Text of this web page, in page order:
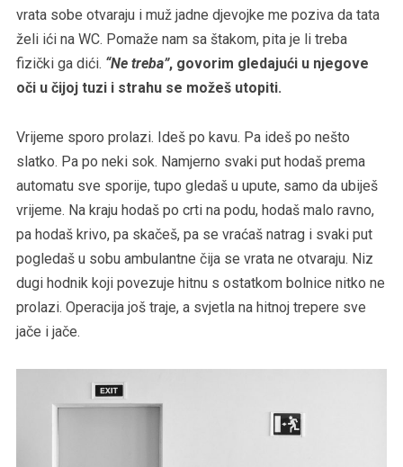
vrata sobe otvaraju i muž jadne djevojke me poziva da tata
želi ići na WC. Pomaže nam sa štakom, pita je li treba
fizički ga dići. “Ne treba”, govorim gledajući u njegove
oči u čijoj tuzi i strahu se možeš utopiti.
Vrijeme sporo prolazi. Ideš po kavu. Pa ideš po nešto
slatko. Pa po neki sok. Namjerno svaki put hodaš prema
automatu sve sporije, tupo gledaš u upute, samo da ubiješ
vrijeme. Na kraju hodaš po crti na podu, hodaš malo ravno,
pa hodaš krivo, pa skačeš, pa se vraćaš natrag i svaki put
pogledaš u sobu ambulantne čija se vrata ne otvaraju. Niz
dugi hodnik koji povezuje hitnu s ostatkom bolnice nitko ne
prolazi. Operacija još traje, a svjetla na hitnoj trepere sve
jače i jače.